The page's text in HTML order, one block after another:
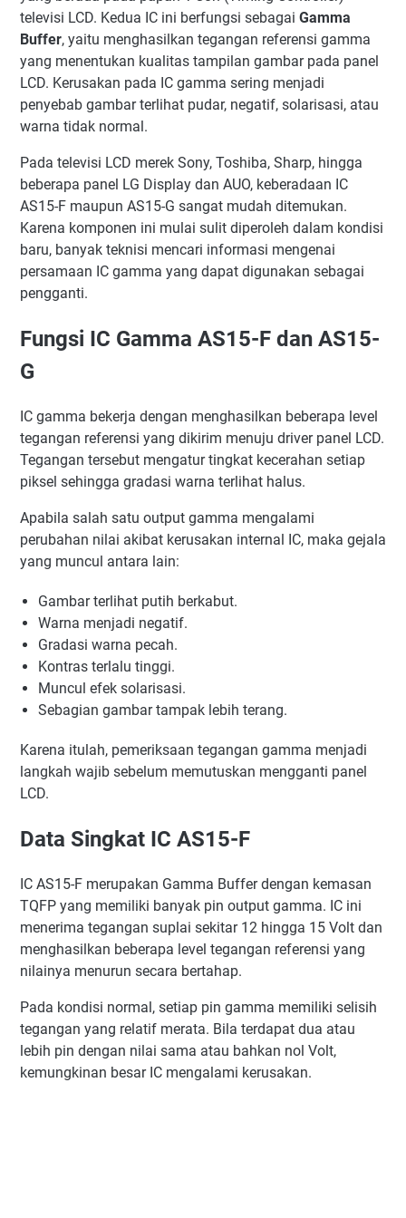
Tips Mengganti IC AS15
Kesimpulan
televisi LCD. Kedua IC ini berfungsi sebagai Gamma
Buffer, yaitu menghasilkan tegangan referensi gamma
yang menentukan kualitas tampilan gambar pada panel
LCD. Kerusakan pada IC gamma sering menjadi
penyebab gambar terlihat pudar, negatif, solarisasi, atau
warna tidak normal.
Pada televisi LCD merek Sony, Toshiba, Sharp, hingga
beberapa panel LG Display dan AUO, keberadaan IC
AS15-F maupun AS15-G sangat mudah ditemukan.
Karena komponen ini mulai sulit diperoleh dalam kondisi
baru, banyak teknisi mencari informasi mengenai
persamaan IC gamma yang dapat digunakan sebagai
pengganti.
Fungsi IC Gamma AS15-F dan AS15-
G
IC gamma bekerja dengan menghasilkan beberapa level
tegangan referensi yang dikirim menuju driver panel LCD.
Tegangan tersebut mengatur tingkat kecerahan setiap
piksel sehingga gradasi warna terlihat halus.
Apabila salah satu output gamma mengalami
perubahan nilai akibat kerusakan internal IC, maka gejala
yang muncul antara lain:
Gambar terlihat putih berkabut.
Warna menjadi negatif.
Gradasi warna pecah.
Kontras terlalu tinggi.
Muncul efek solarisasi.
Sebagian gambar tampak lebih terang.
Karena itulah, pemeriksaan tegangan gamma menjadi
langkah wajib sebelum memutuskan mengganti panel
LCD.
Data Singkat IC AS15-F
IC AS15-F merupakan Gamma Buffer dengan kemasan
TQFP yang memiliki banyak pin output gamma. IC ini
menerima tegangan suplai sekitar 12 hingga 15 Volt dan
menghasilkan beberapa level tegangan referensi yang
nilainya menurun secara bertahap.
Pada kondisi normal, setiap pin gamma memiliki selisih
tegangan yang relatif merata. Bila terdapat dua atau
lebih pin dengan nilai sama atau bahkan nol Volt,
kemungkinan besar IC mengalami kerusakan.